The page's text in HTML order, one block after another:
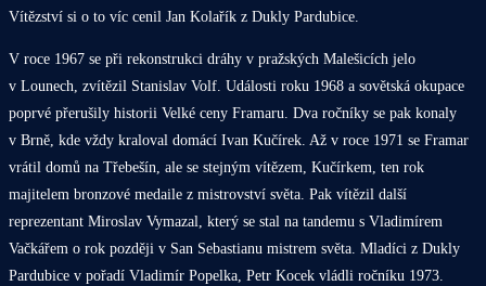
Vítězství si o to víc cenil Jan Kolařík z Dukly Pardubice.
V roce 1967 se při rekonstrukci dráhy v pražských Malešicích jelo
v Lounech, zvítězil Stanislav Volf. Události roku 1968 a sovětská okupace
poprvé přerušily historii Velké ceny Framaru. Dva ročníky se pak konaly
v Brně, kde vždy kraloval domácí Ivan Kučírek. Až v roce 1971 se Framar
vrátil domů na Třebešín, ale se stejným vítězem, Kučírkem, ten rok
majitelem bronzové medaile z mistrovství světa. Pak vítězil další
reprezentant Miroslav Vymazal, který se stal na tandemu s Vladimírem
Vačkářem o rok později v San Sebastianu mistrem světa. Mladíci z Dukly
Pardubice v pořadí Vladimír Popelka, Petr Kocek vládli ročníku 1973.